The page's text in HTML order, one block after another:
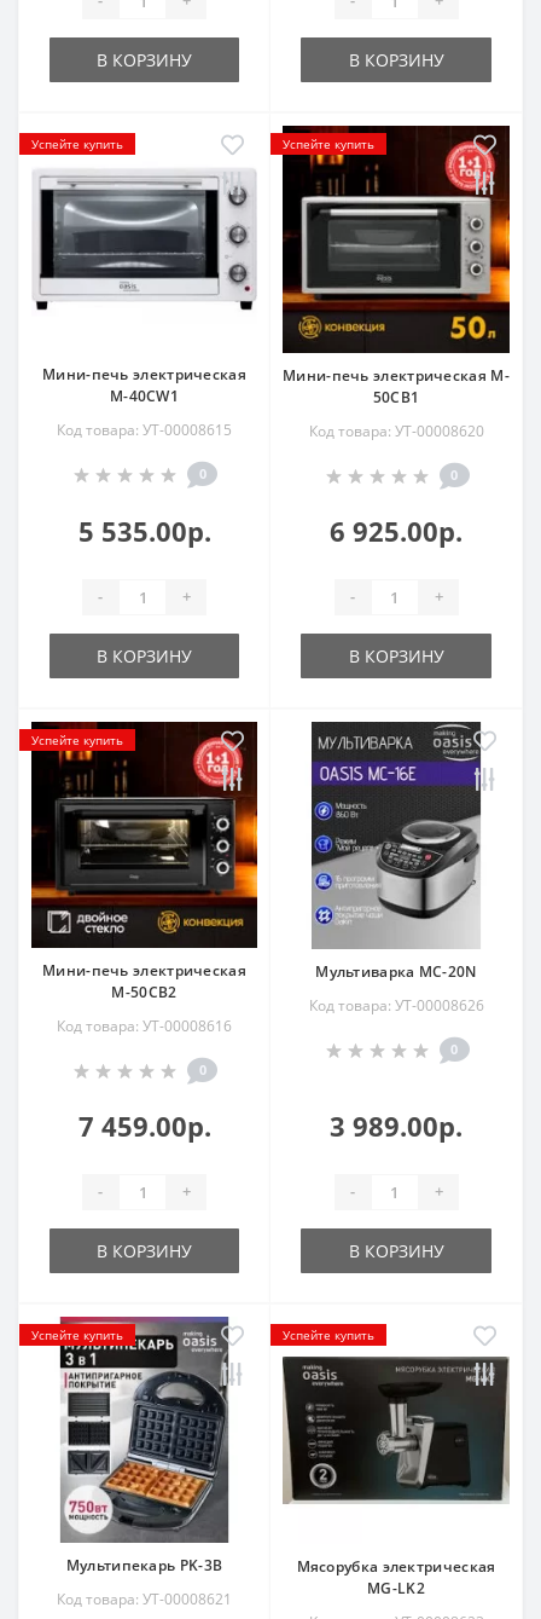
В КОРЗИНУ В КОРЗИНУ
Успейте купить
Мини-печь электрическая
M-40CW1
Код товара: УТ-00008615
0
5 535.00р.
- +
В КОРЗИНУ
Успейте купить
Мини-печь электрическая M-
50CB1
Код товара: УТ-00008620
0
6 925.00р.
- +
В КОРЗИНУ
Успейте купить
Мини-печь электрическая
M-50CB2
Код товара: УТ-00008616
0
7 459.00р.
- +
В КОРЗИНУ
Мультиварка MC-20N
Код товара: УТ-00008626
0
3 989.00р.
- +
В КОРЗИНУ
Успейте купить
Мультипекарь PK-3B
Код товара: УТ-00008621
Успейте купить
Мясорубка электрическая
MG-LK2